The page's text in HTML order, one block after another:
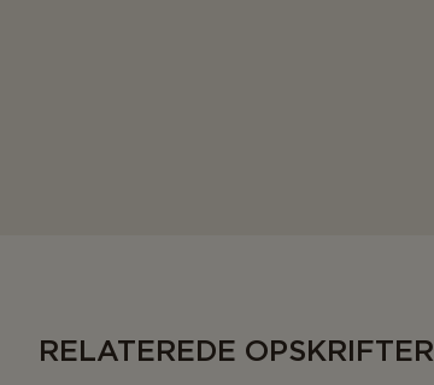
RELATEREDE OPSKRIFTER